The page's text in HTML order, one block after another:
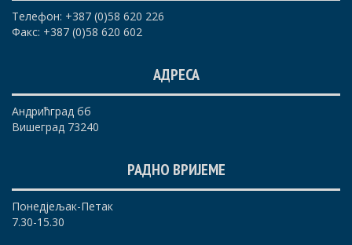
Телефон: +387 (0)58 620 226
Факс: +387 (0)58 620 602
АДРЕСА
Андрићград бб
Вишеград 73240
РАДНО ВРИЈЕМЕ
Понедјељак-Петак
7.30-15.30